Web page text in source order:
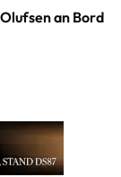
an Bord